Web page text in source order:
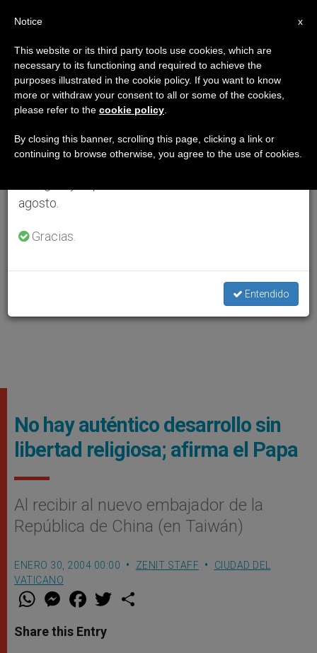
No hay auténtico desarrollo sin
libertad religiosa; afirma el Papa
Al recibir al nuevo embajador de la
República de China (en Taiwán)
ENERO 30, 2004 00:00 ZENIT STAFF
CIUDAD DEL
VATICANO
W
t
s
M
e
s
e
F
a
e
b
w
Share this Entry
×
Aviso importante
Del 27 de julio al 7 de agosto haremos la pausa
anual, aprovechando que en el periodo de verano
se generan menos informaciones y también el
agosto.
Gracias.
Entendido
x
Notice
This website or its third party tools use cookies, which are
necessary to its functioning and required to achieve the
purposes illustrated in the cookie policy. If you want to know
more or withdraw your consent to all or some of the cookies,
please refer to the cookie policy
By closing this banner, scrolling this page, clicking a link or
continuing to browse otherwise, you agree to the use of cookies.